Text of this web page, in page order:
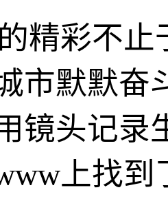
精彩不
市默默奋
镜头记录
上找